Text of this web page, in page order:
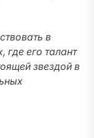
в
его талант
звездой в